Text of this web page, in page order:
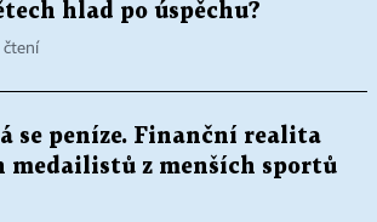
hlad po úspěchu?
čtení
se peníze. Finanční realita
medailistů z menších sportů